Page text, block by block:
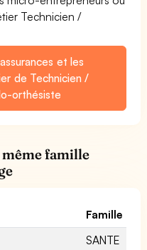
Technicien /
et les
de Technicien /
orthésiste
même famille
Famille
SANTE